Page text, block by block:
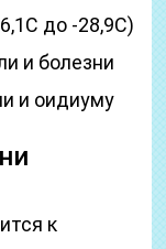
до -28,9С)
и болезни
и оидиуму
к